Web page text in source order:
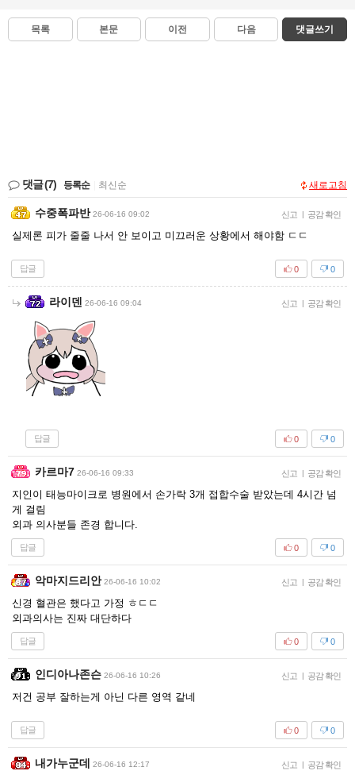
목록 본문 이전 다음 댓글쓰기
댓글(7) 등록순 최신순 새로고침
수중폭파반 26-06-16 09:02 신고 | 공감 확인
실제론 피가 줄줄 나서 안 보이고 미끄러운 상황에서 해야함 ㄷㄷ
답글 0
0
라이덴 26-06-16 09:04 신고 | 공감 확인
답글 0
0
카르마7 26-06-16 09:33 신고 | 공감 확인
지인이 태능마이크로 병원에서 손가락 3개 접합수술 받았는데 4시간 넘
게 걸림
외과 의사분들 존경 합니다.
답글 0
0
악마지드리안 26-06-16 10:02 신고 | 공감 확인
신경 혈관은 했다고 가정 ㅎㄷㄷ
외과의사는 진짜 대단하다
답글 0
0
인디아나존슨 26-06-16 10:26 신고 | 공감 확인
저건 공부 잘하는게 아닌 다른 영역 같네
답글 0
0
내가누군데 26-06-16 12:17 신고 | 공감 확인